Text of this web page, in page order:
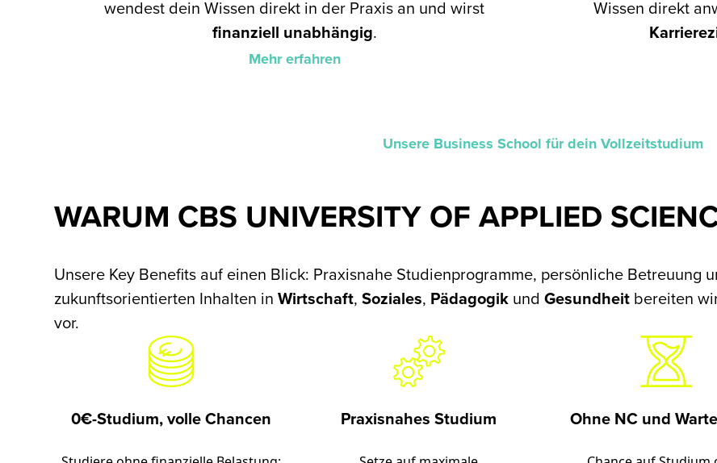
wendest dein Wissen direkt in der Praxis an und wirst
finanziell unabhängig.
Mehr erfahren
Wissen direkt
Unsere Business School für dein Vollzeitstudium
WARUM CBS UNIVERSITY OF APPLIED
Unsere Key Benefits auf einen Blick: Praxisnahe Studienprogramme, persönliche Betreuung
zukunftsorientierten Inhalten inWirtschaft,Soziales, Pädagogik undGesundheit bereiten
vor.
0€-Studium, volle Chancen Praxisnahes Studium Ohne NC und